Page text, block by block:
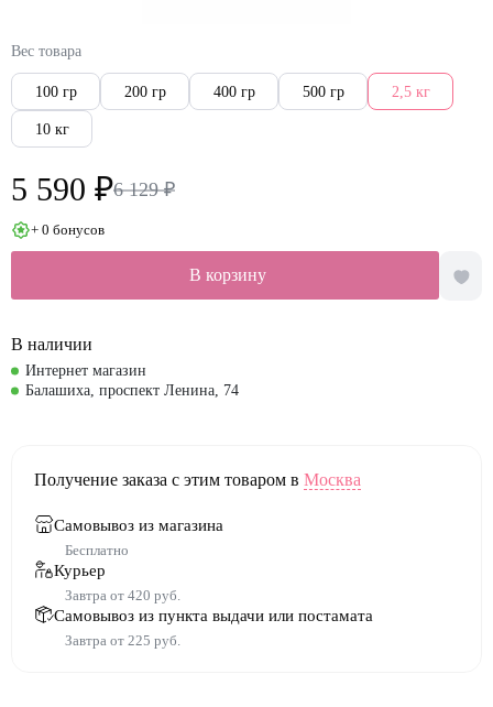
Вес товара
100 гр 200 гр 400 гр 500 гр 2,5 кг
10 кг
5 590 ₽6 129 ₽
+ 0 бонусов
В корзину
В наличии
Интернет магазин
Балашиха, проспект Ленина, 74
Получение заказа с этим товаром в Москва
Самовывоз из магазина
Бесплатно
Курьер
Завтра от 420 руб.
Самовывоз из пункта выдачи или постамата
Завтра от 225 руб.